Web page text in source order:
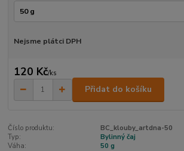
Nejsme plátci DPH
120 Kč/ks
Přidat do košíku
Číslo produktu:
BC_klouby_artdna-50
Typ:
Bylinný čaj
Váha:
50 g